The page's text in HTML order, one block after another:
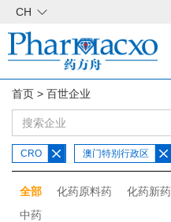
CH
首页 > 百世企业
CRO 澳门特别行政区
全部 化药原料药 化药新药
中药